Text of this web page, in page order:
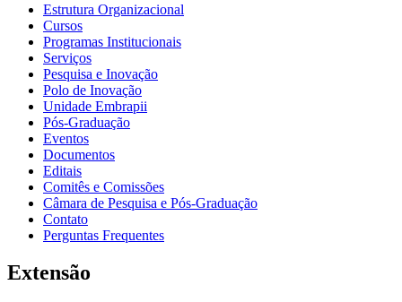
Estrutura Organizacional
Cursos
Programas Institucionais
Serviços
Pesquisa e Inovação
Polo de Inovação
Unidade Embrapii
Pós-Graduação
Eventos
Documentos
Editais
Comitês e Comissões
Câmara de Pesquisa e Pós-Graduação
Contato
Perguntas Frequentes
Extensão